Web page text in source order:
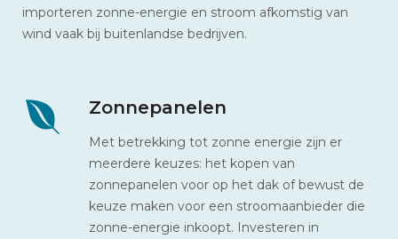
importeren zonne-energie en stroom afkomstig van
wind vaak bij buitenlandse bedrijven.
Zonnepanelen
Met betrekking tot zonne energie zijn er
meerdere keuzes: het kopen van
zonnepanelen voor op het dak of bewust de
keuze maken voor een stroomaanbieder die
zonne-energie inkoopt. Investeren in